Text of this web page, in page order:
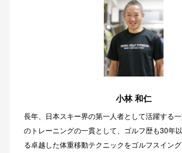
小林 和仁
長年、日本スキー界の第一人者として活躍する
のトレーニングの一貫として、ゴルフ歴も30年
る卓越した体重移動テクニックをゴルフスイン